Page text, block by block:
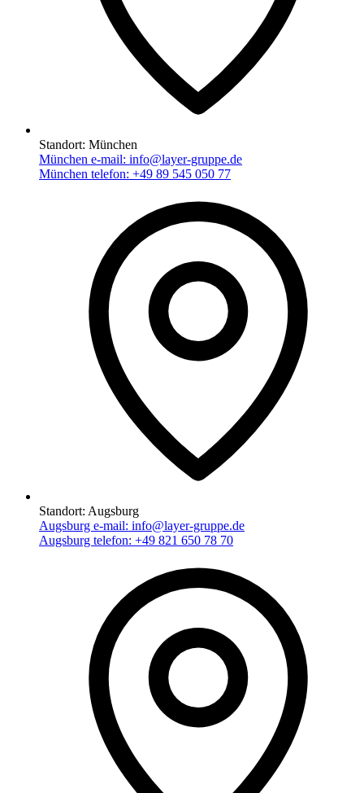
Standort: München
München e-mail: info@layer-gruppe.de
München telefon: +49 89 545 050 77
Standort: Augsburg
Augsburg e-mail: info@layer-gruppe.de
Augsburg telefon: +49 821 650 78 70